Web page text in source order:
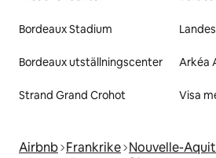
Bordeaux Stadium
Bordeaux utställningscenter Arkéa
Strand Grand Crohot Visa
Airbnb Frankrike Nouvelle-